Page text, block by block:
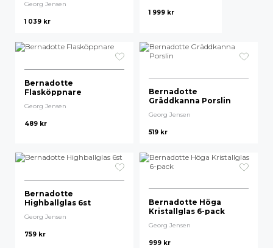
Georg Jensen
1 039 kr
1 999 kr
Bernadotte
Flasköppnare
Georg Jensen
489 kr
Bernadotte
Gräddkanna Porslin
Georg Jensen
519 kr
Bernadotte
Highballglas 6st
Georg Jensen
759 kr
Bernadotte Höga
Kristallglas 6-pack
Georg Jensen
999 kr